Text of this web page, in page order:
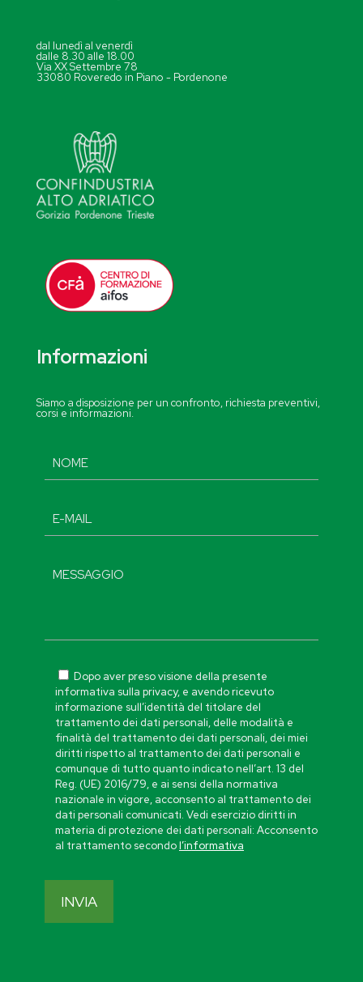
dal lunedì al venerdì
dalle 8.30 alle 18.00
Via XX Settembre 78
33080 Roveredo in Piano - Pordenone
Informazioni
Siamo a disposizione per un confronto, richiesta preventivi,
corsi e informazioni.
Dopo aver preso visione della presente
informativa sulla privacy, e avendo ricevuto
informazione sull’identità del titolare del
trattamento dei dati personali, delle modalità e
finalità del trattamento dei dati personali, dei miei
diritti rispetto al trattamento dei dati personali e
comunque di tutto quanto indicato nell’art. 13 del
Reg. (UE) 2016/79, e ai sensi della normativa
nazionale in vigore, acconsento al trattamento dei
dati personali comunicati. Vedi esercizio diritti in
materia di protezione dei dati personali: Acconsento
al trattamento secondol’informativa